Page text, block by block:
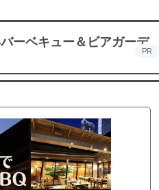
ーベキュー＆ビアガーデ
PR